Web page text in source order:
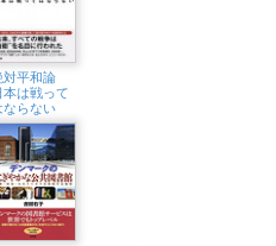
対平和論
本は戦って
ならない